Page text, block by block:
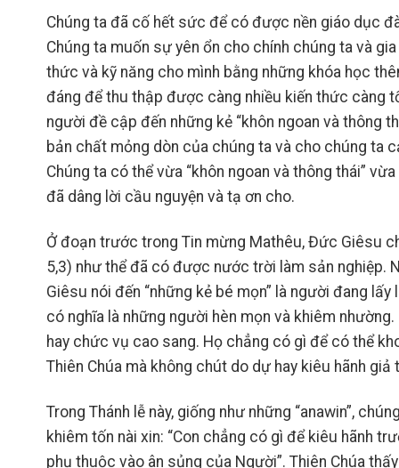
Chúng ta đã cố hết sức để có được nền giáo dục
Chúng ta muốn sự yên ổn cho chính chúng ta và
thức và kỹ năng cho mình bằng những khóa học
đáng để thu thập được càng nhiều kiến thức càng
người đề cập đến những kẻ “khôn ngoan và thông
bản chất mỏng dòn của chúng ta và cho chúng ta
Chúng ta có thể vừa “khôn ngoan và thông thái”
đã dâng lời cầu nguyện và tạ ơn cho.
Ở đoạn trước trong Tin mừng Mathêu, Đức Giêsu
5,3) như thể đã có được nước trời làm sản nghiệp.
Giêsu nói đến “những kẻ bé mọn” là người đang
có nghĩa là những người hèn mọn và khiêm
hay chức vụ cao sang. Họ chẳng có gì để có thể
Thiên Chúa mà không chút do dự hay kiêu hãnh giả
Trong Thánh lễ này, giống như những “anawin”,
khiêm tốn nài xin: “Con chẳng có gì để kiêu hãnh
phụ thuộc vào ân sủng của Người”. Thiên Chúa